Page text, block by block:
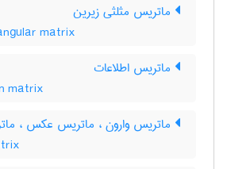
ماتریس مثلثی زیرین
matrix
ماتریس اطلاعات
matrix
ماتریس وارون ، ماتریس عکس ،